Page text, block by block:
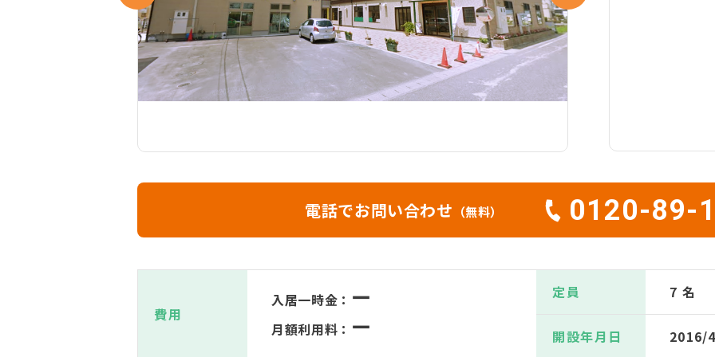
電話でお問い合わせ （無料） 0120-89-
費用
入居一時金： ー
月額利用料： ー
定員 7 名
開設年月日 2016/